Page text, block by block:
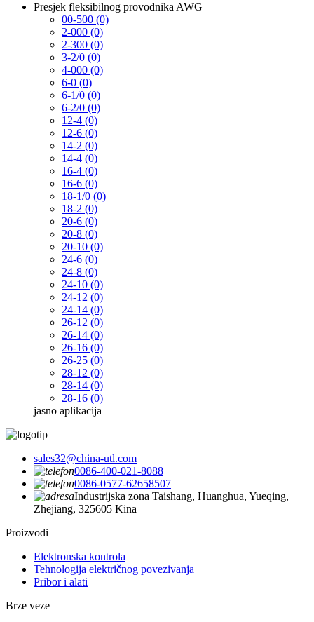
Presjek fleksibilnog provodnika AWG
00-500 (0)
2-000 (0)
2-300 (0)
3-2/0 (0)
4-000 (0)
6-0 (0)
6-1/0 (0)
6-2/0 (0)
12-4 (0)
12-6 (0)
14-2 (0)
14-4 (0)
16-4 (0)
16-6 (0)
18-1/0 (0)
18-2 (0)
20-6 (0)
20-8 (0)
20-10 (0)
24-6 (0)
24-8 (0)
24-10 (0)
24-12 (0)
24-14 (0)
26-12 (0)
26-14 (0)
26-16 (0)
26-25 (0)
28-12 (0)
28-14 (0)
28-16 (0)
jasno aplikacija
sales32@china-utl.com
0086-400-021-8088
0086-0577-62658507
Industrijska zona Taishang, Huanghua, Yueqing,
Zhejiang, 325605 Kina
Proizvodi
Elektronska kontrola
Tehnologija električnog povezivanja
Pribor i alati
Brze veze